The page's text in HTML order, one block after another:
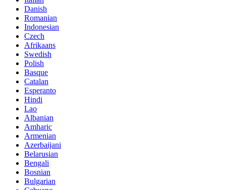
Danish
Romanian
Indonesian
Czech
Afrikaans
Swedish
Polish
Basque
Catalan
Esperanto
Hindi
Lao
Albanian
Amharic
Armenian
Azerbaijani
Belarusian
Bengali
Bosnian
Bulgarian